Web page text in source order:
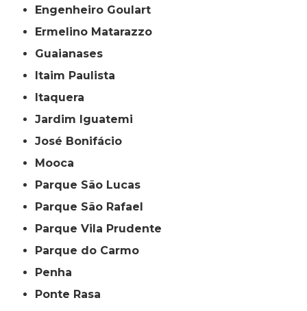
Engenheiro Goulart
Ermelino Matarazzo
Guaianases
Itaim Paulista
Itaquera
Jardim Iguatemi
José Bonifácio
Mooca
Parque São Lucas
Parque São Rafael
Parque Vila Prudente
Parque do Carmo
Penha
Ponte Rasa